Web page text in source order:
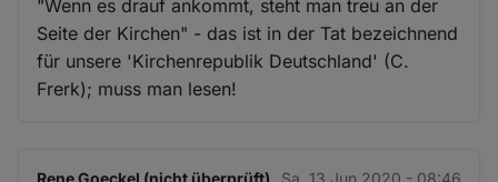
"Wenn es drauf ankommt, steht man treu an der
Seite der Kirchen" - das ist in der Tat bezeichnend
für unsere 'Kirchenrepublik Deutschland' (C.
Frerk); muss man lesen!